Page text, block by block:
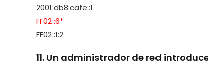
2001:db8:cafe::1
FF02::6*
FF02::1:2
11. Un administrador de red